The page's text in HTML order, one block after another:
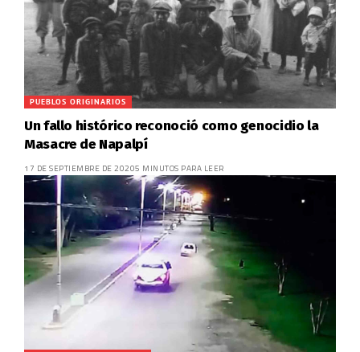
PUEBLOS ORIGINARIOS
Un fallo histórico reconoció como genocidio la
Masacre de Napalpí
17 DE SEPTIEMBRE DE 20205 MINUTOS PARA LEER